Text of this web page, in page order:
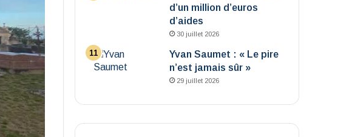
d’un million d’euros
d’aides
30 juillet 2026
Yvan Saumet : « Le pire
n’est jamais sûr »
29 juillet 2026